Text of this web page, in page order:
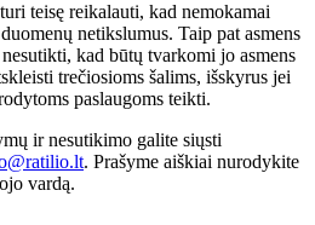
teisę reikalauti, kad nemokamai
netikslumus. Taip pat asmens
kad būtų tvarkomi jo asmens
trečiosioms šalims, išskyrus jei
paslaugoms teikti.
ir nesutikimo galite siųsti
. Prašyme aiškiai nurodykite
vardą.